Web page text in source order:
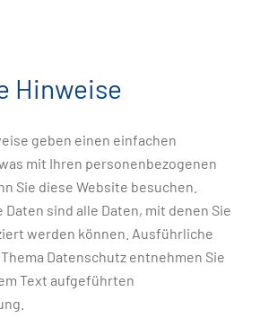
Hinweise
geben einen einfachen
mit Ihren personenbezogenen
Sie diese Website besuchen.
sind alle Daten, mit denen Sie
werden können. Ausführliche
Datenschutz entnehmen Sie
Text aufgeführten